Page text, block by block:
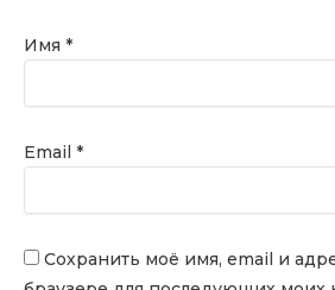
Имя *
Email *
Сохранить моё имя, email и